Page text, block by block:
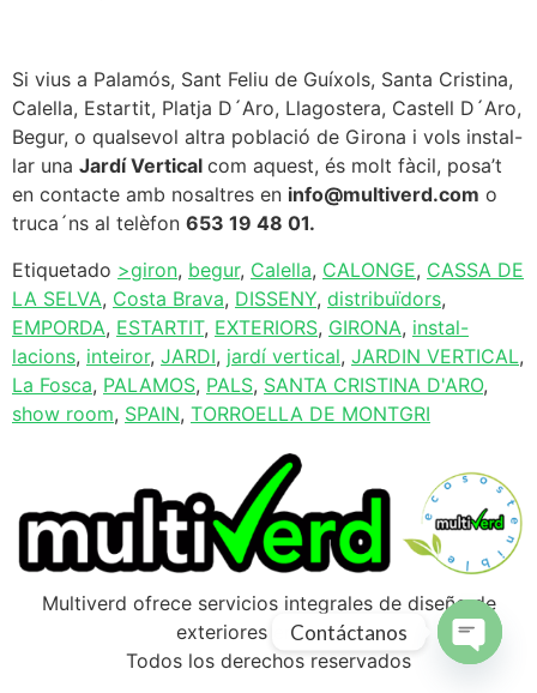
Si vius a Palamós, Sant Feliu de Guíxols, Santa Cristina,
Calella, Estartit, Platja D´Aro, Llagostera, Castell D´Aro,
Begur, o qualsevol altra població de Girona i vols instal-
lar una Jardí Vertical com aquest, és molt fàcil, posa’t
en contacte amb nosaltres en info@multiverd.com o
truca´ns al telèfon 653 19 48 01.
Etiquetado >giron, begur, Calella, CALONGE, CASSA DE
LA SELVA, Costa Brava, DISSENY, distribuïdors,
EMPORDA, ESTARTIT, EXTERIORS, GIRONA, instal-
lacions, inteiror, JARDI, jardí vertical, JARDIN VERTICAL,
La Fosca, PALAMOS, PALS, SANTA CRISTINA D'ARO,
show room, SPAIN, TORROELLA DE MONTGRI
Multiverd ofrece servicios integrales de diseño de
exteriores en Girona
Todos los derechos reservados
Contáctanos